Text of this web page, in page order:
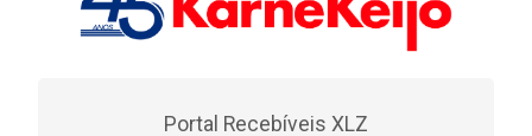
Portal Recebíveis XLZ